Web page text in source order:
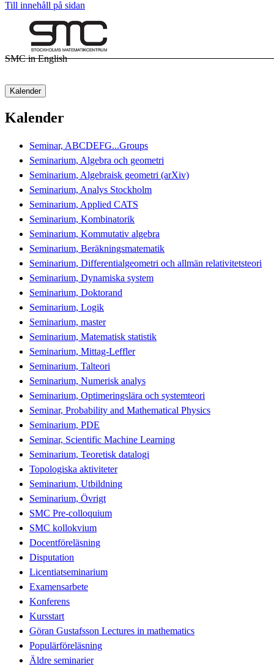
Till innehåll på sidan
SMC in English
Kalender
Kalender
Seminar, ABCDEFG...Groups
Seminarium, Algebra och geometri
Seminarium, Algebraisk geometri (arXiv)
Seminarium, Analys Stockholm
Seminarium, Applied CATS
Seminarium, Kombinatorik
Seminarium, Kommutativ algebra
Seminarium, Beräkningsmatematik
Seminarium, Differentialgeometri och allmän relativitetsteori
Seminarium, Dynamiska system
Seminarium, Doktorand
Seminarium, Logik
Seminarium, master
Seminarium, Matematisk statistik
Seminarium, Mittag-Leffler
Seminarium, Talteori
Seminarium, Numerisk analys
Seminarium, Optimeringslära och systemteori
Seminar, Probability and Mathematical Physics
Seminarium, PDE
Seminar, Scientific Machine Learning
Seminarium, Teoretisk datalogi
Topologiska aktiviteter
Seminarium, Utbildning
Seminarium, Övrigt
SMC Pre-colloquium
SMC kollokvium
Docentföreläsning
Disputation
Licentiatseminarium
Examensarbete
Konferens
Kursstart
Göran Gustafsson Lectures in mathematics
Populärföreläsning
Äldre seminarier